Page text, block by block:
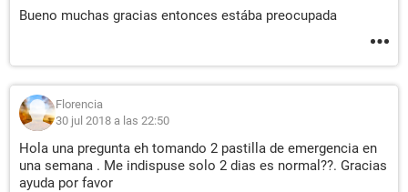
Bueno muchas gracias entonces estába preocupada
Florencia
30 jul 2018 a las 22:50
Hola una pregunta eh tomando 2 pastilla de emergencia en
una semana . Me indispuse solo 2 dias es normal??. Gracias
ayuda por favor